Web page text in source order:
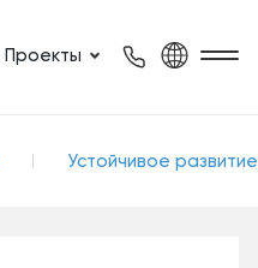
Проекты
Устойчивое